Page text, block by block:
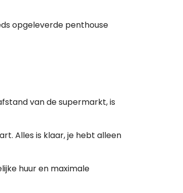
opgeleverde penthouse
van de supermarkt, is
Alles is klaar, je hebt alleen
huur en maximale